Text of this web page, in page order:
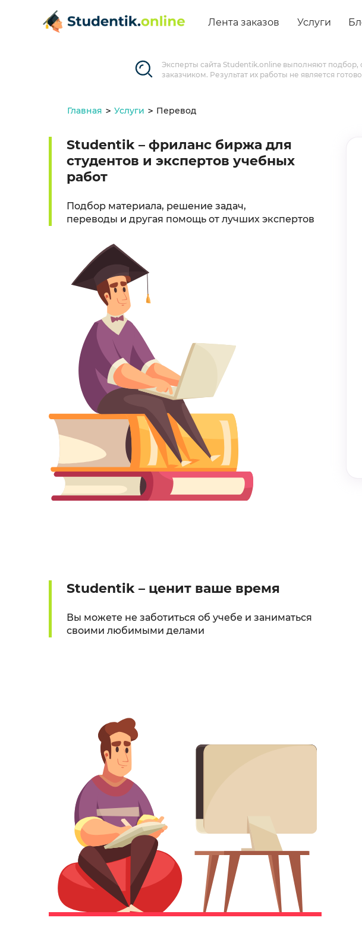
Лента заказов Услуги
Эксперты сайта Studentik.online выполняют
заказчиком. Результат их работы не является
Главная Услуги Перевод
Studentik – фриланс биржа для
студентов и экспертов учебных
работ
Подбор материала, решение задач,
переводы и другая помощь от лучших экспертов
Studentik – ценит ваше время
Вы можете не заботиться об учебе и заниматься
своими любимыми делами